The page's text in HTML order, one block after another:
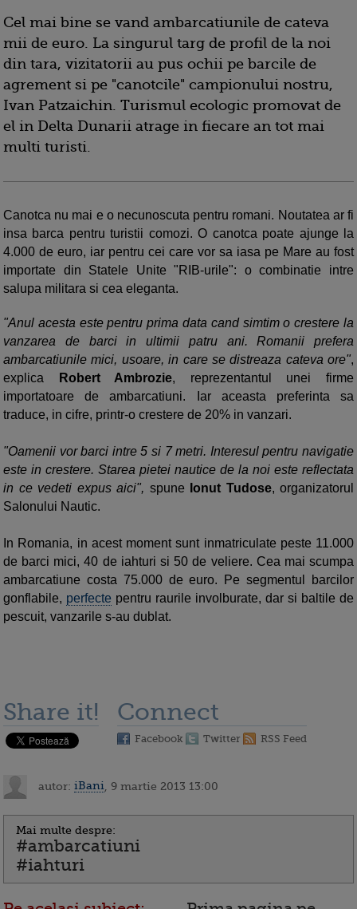
Cel mai bine se vand ambarcatiunile de cateva
mii de euro. La singurul targ de profil de la noi
din tara, vizitatorii au pus ochii pe barcile de
agrement si pe "canotcile" campionului nostru,
Ivan Patzaichin. Turismul ecologic promovat de
el in Delta Dunarii atrage in fiecare an tot mai
multi turisti.
Canotca nu mai e o necunoscuta pentru romani. Noutatea ar fi
insa barca pentru turistii comozi. O canotca poate ajunge la
4.000 de euro, iar pentru cei care vor sa iasa pe Mare au fost
importate din Statele Unite "RIB-urile": o combinatie intre
salupa militara si cea eleganta.
"Anul acesta este pentru prima data cand simtim o crestere la
vanzarea de barci in ultimii patru ani. Romanii prefera
ambarcatiunile mici, usoare, in care se distreaza cateva ore",
explica
Robert Ambrozie, reprezentantul unei firme
importatoare de ambarcatiuni. Iar aceasta preferinta sa
traduce, in cifre, printr-o crestere de 20% in vanzari.
"Oamenii vor barci intre 5 si 7 metri. Interesul pentru navigatie
este in crestere. Starea pietei nautice de la noi este reflectata
in ce vedeti expus aici", spune Ionut Tudose, organizatorul
Salonului Nautic.
In Romania, in acest moment sunt inmatriculate peste 11.000
de barci mici, 40 de iahturi si 50 de veliere. Cea mai scumpa
ambarcatiune costa 75.000 de euro. Pe segmentul barcilor
gonflabile, perfecte pentru raurile involburate, dar si baltile de
pescuit, vanzarile s-au dublat.
Share it! Connect
Facebook Twitter RSS Feed
autor: iBani , 9 martie 2013 13:00
Mai multe despre:
#ambarcatiuni
#iahturi